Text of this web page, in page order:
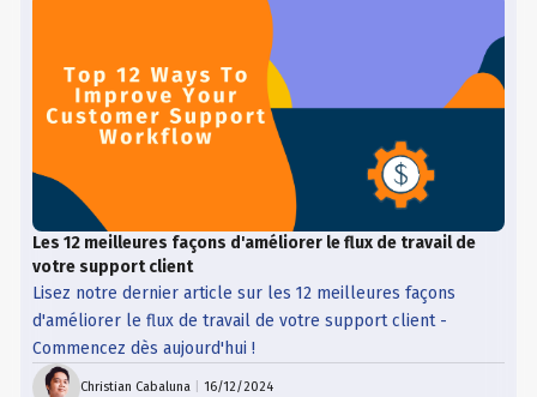
Les 12 meilleures façons d'améliorer le flux de travail de
votre support client
Lisez notre dernier article sur les 12 meilleures façons
d'améliorer le flux de travail de votre support client -
Commencez dès aujourd'hui !
Christian Cabaluna |16/12/2024